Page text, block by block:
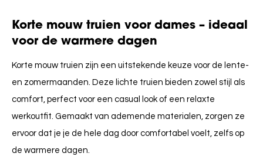
Korte mouw truien voor dames – ideaal
voor de warmere dagen
Korte mouw truien zijn een uitstekende keuze voor de lente-
en zomermaanden. Deze lichte truien bieden zowel stijl als
comfort, perfect voor een casual look of een relaxte
werkoutfit. Gemaakt van ademende materialen, zorgen ze
ervoor dat je je de hele dag door comfortabel voelt, zelfs op
de warmere dagen.